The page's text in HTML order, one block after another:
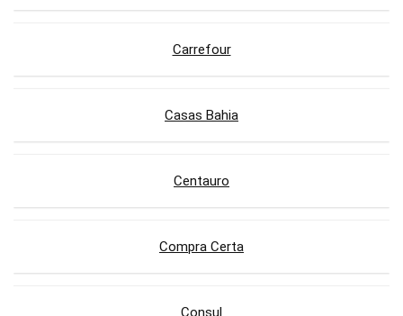
Carrefour
Casas Bahia
Centauro
Compra Certa
Consul